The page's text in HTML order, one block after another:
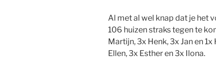
Al met al wel knap dat je het
106 huizen straks tegen te
Martijn, 3x Henk, 3x Jan en
Ellen, 3x Esther en 3x Ilona.